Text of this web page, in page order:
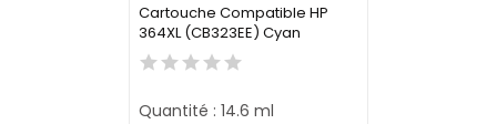
Cartouche Compatible HP
364XL (CB323EE) Cyan
Quantité : 14.6 ml